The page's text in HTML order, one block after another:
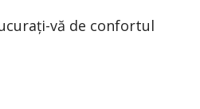
vă de confortul